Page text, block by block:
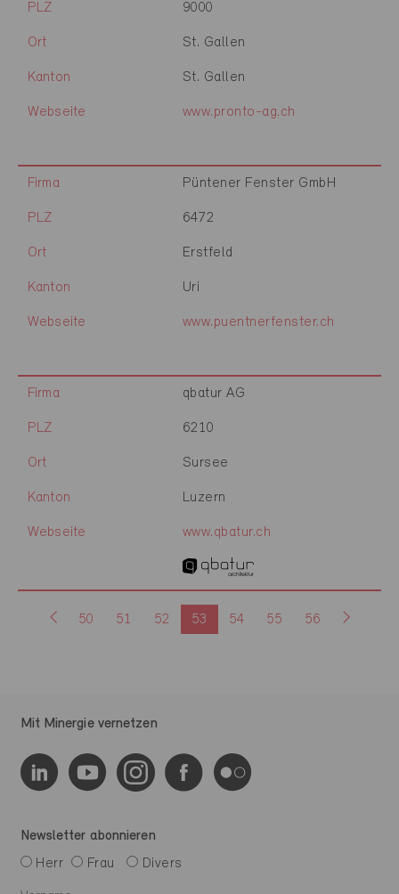
PLZ 9000
Ort St. Gallen
Kanton St. Gallen
Webseite www.pronto-ag.ch
Firma Püntener Fenster GmbH
PLZ 6472
Ort Erstfeld
Kanton Uri
Webseite www.puentnerfenster.ch
Firma qbatur AG
PLZ 6210
Ort Sursee
Kanton Luzern
Webseite www.qbatur.ch
50 51 52 53 54 55 56
Mit Minergie vernetzen
Newsletter abonnieren
Herr
Frau Divers